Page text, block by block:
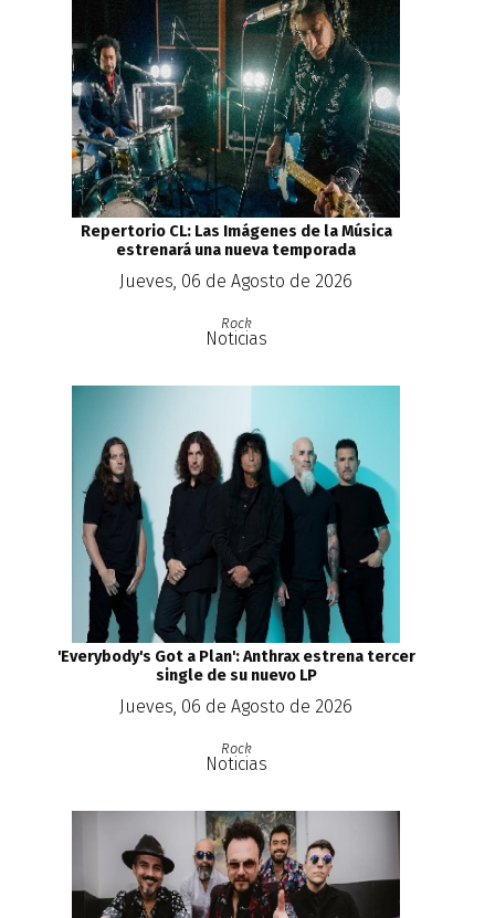
Repertorio CL: Las Imágenes de la Música
estrenará una nueva temporada
Jueves, 06 de Agosto de 2026
Rock
Noticias
'Everybody's Got a Plan': Anthrax estrena tercer
single de su nuevo LP
Jueves, 06 de Agosto de 2026
Rock
Noticias